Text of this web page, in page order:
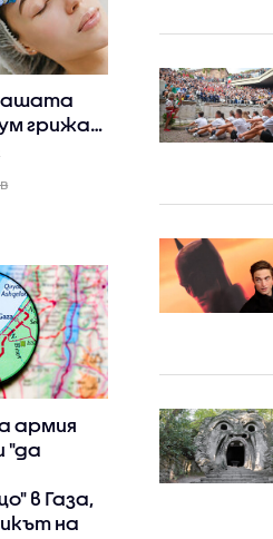
грижа
армия
"да
в Газа,
на